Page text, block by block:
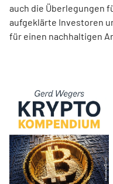
auch die Überlegungen
aufgeklärte Investoren
für einen nachhaltigen